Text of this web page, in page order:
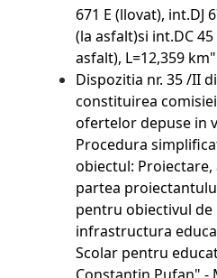
671 E (llovat), int.DJ
(la asfalt)si int.DC
asfalt), L=12,359 km"
Dispozitia nr. 35 /II
constituirea
ofertelor depuse in
Procedura
obiectul:
partea
pentru obiectivul
infrastructura
Scolar pentru